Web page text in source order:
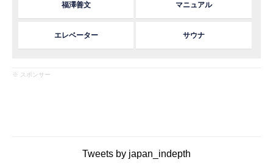
福澤善文 マニュアル
エレベーター サウナ
※ スポンサー
Tweets by japan_indepth